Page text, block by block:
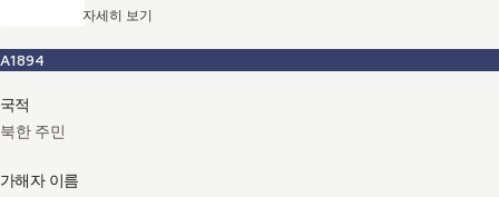
자세히 보기
A1894
국적
북한 주민
가해자 이름